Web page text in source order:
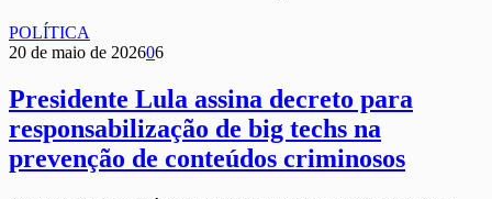
POLÍTICA
20 de maio de 202606
Presidente Lula assina decreto para
responsabilização de big techs na
prevenção de conteúdos criminosos